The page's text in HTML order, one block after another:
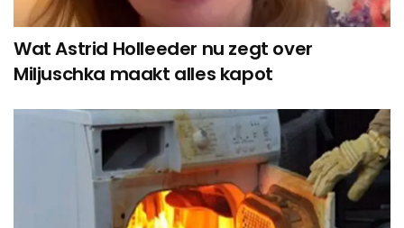
Wat Astrid Holleeder nu zegt over
Miljuschka maakt alles kapot